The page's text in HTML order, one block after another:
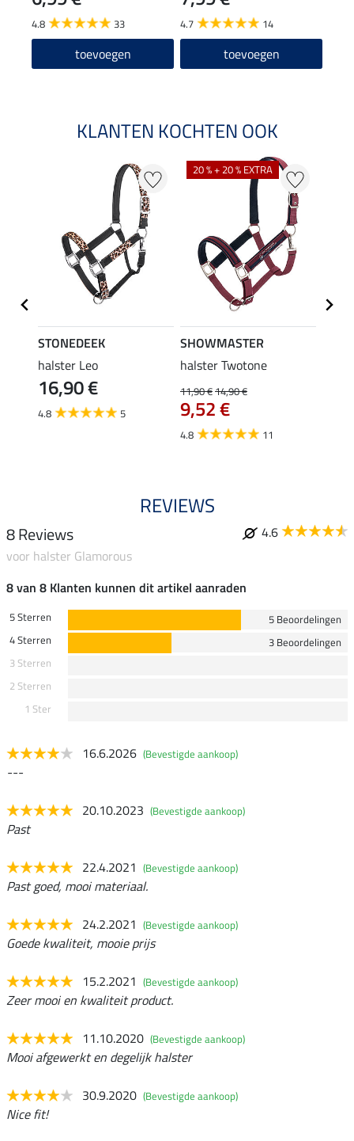
4.8 33
toevoegen
4.7 14
toevoegen
KLANTEN KOCHTEN OOK
STONEDEEK
halster Leo
16,90 €
4.8 5
20 % + 20 % EXTRA
SHOWMASTER
halster Twotone
11,90 €14,90 €
9,52 €
4.8 11
REVIEWS
8 Reviews
4.6
voor halster Glamorous
8 van 8 Klanten kunnen dit artikel aanraden
5 Sterren
5 Beoordelingen
4 Sterren
3 Beoordelingen
3 Sterren
2 Sterren
1 Ster
16.6.2026 (Bevestigde aankoop)
---
20.10.2023 (Bevestigde aankoop)
Past
22.4.2021 (Bevestigde aankoop)
Past goed, mooi materiaal.
24.2.2021 (Bevestigde aankoop)
Goede kwaliteit, mooie prijs
15.2.2021 (Bevestigde aankoop)
Zeer mooi en kwaliteit product.
11.10.2020 (Bevestigde aankoop)
Mooi afgewerkt en degelijk halster
30.9.2020 (Bevestigde aankoop)
Nice fit!